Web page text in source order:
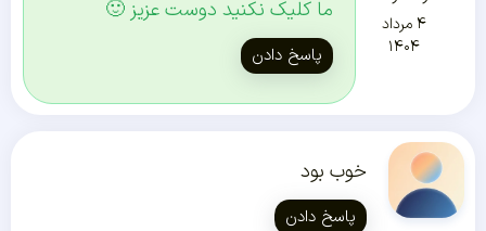
۴ مرداد
۱۴۰۴
ما کلیک نکنید دوست عزیز 🙂
پاسخ دادن
خوب بود
پاسخ دادن